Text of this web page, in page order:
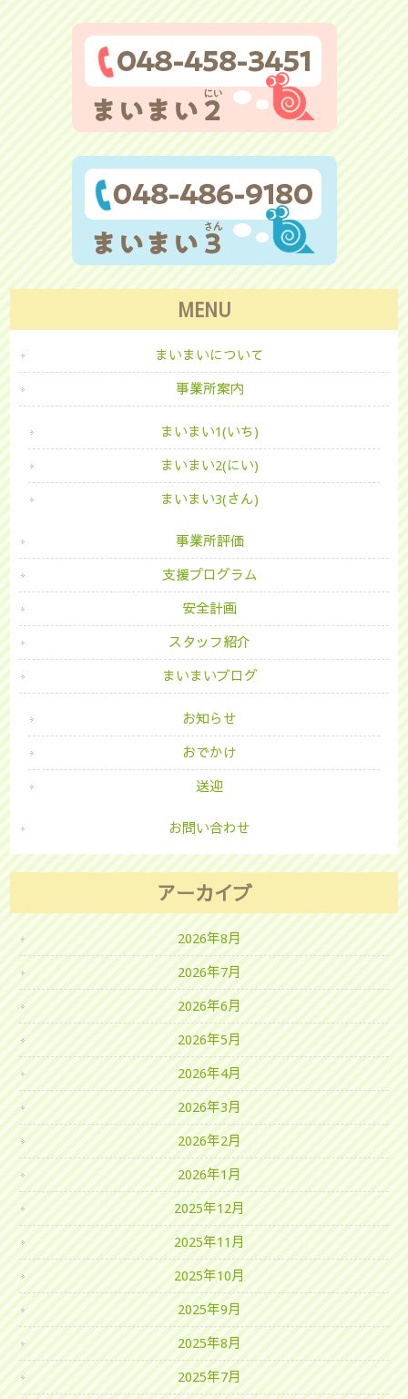
MENU
まいまいについて
事業所案内
まいまい1(いち)
まいまい2(にい)
まいまい3(さん)
事業所評価
支援プログラム
安全計画
スタッフ紹介
まいまいブログ
お知らせ
おでかけ
送迎
お問い合わせ
アーカイブ
2026年8月
2026年7月
2026年6月
2026年5月
2026年4月
2026年3月
2026年2月
2026年1月
2025年12月
2025年11月
2025年10月
2025年9月
2025年8月
2025年7月